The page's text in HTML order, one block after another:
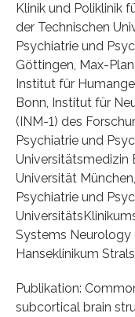
Klinik und Poliklinik
der Technischen
Psychiatrie und
Göttingen, Max-
Institut für
Bonn, Institut für
(INM-1) des
Psychiatrie und
Universitätsmedizin
Universität
Psychiatrie und
Systems Neurology
Hanseklinikum
Publikation:
subcortical brain